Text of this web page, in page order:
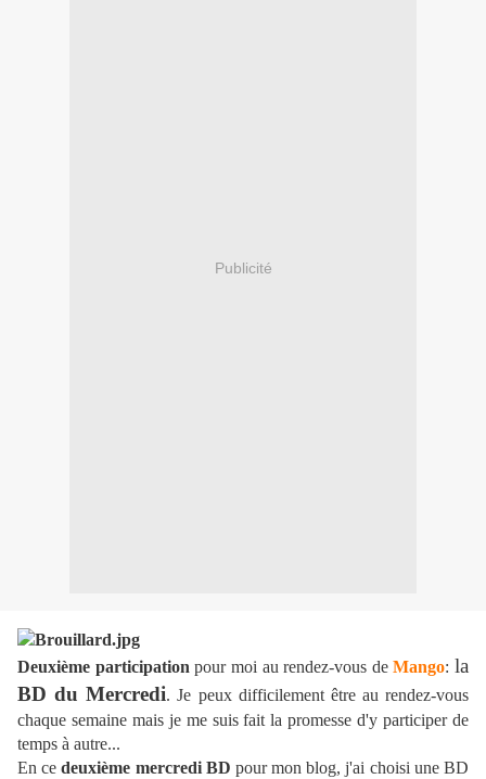
Publicité
Deuxième participation pour moi au rendez-vous deMango: la
BD du Mercredi. Je peux difficilement être au rendez-vous
chaque semaine mais je me suis fait la promesse d'y participer de
temps à autre...
En cedeuxième mercredi BD pour mon blog, j'ai choisi une BD